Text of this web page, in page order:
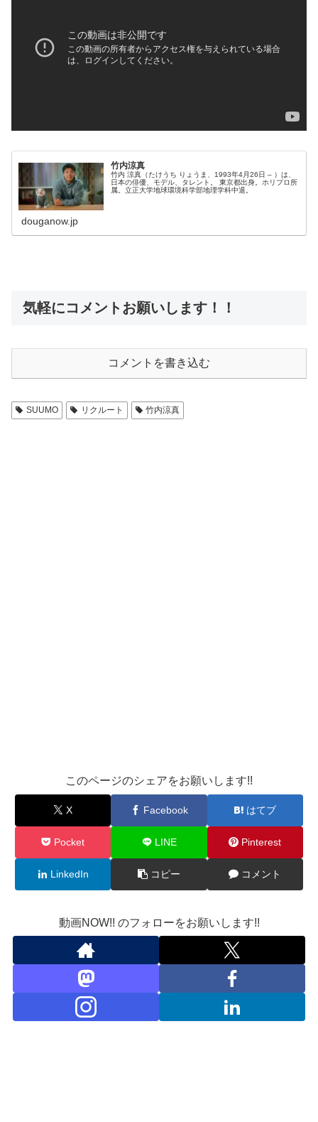
竹内涼真
竹内 涼真（たけうち りょうま、1993年4月26日 – ）は、
日本の俳優、モデル、タレント。 東京都出身。ホリプロ所
属。立正大学地球環境科学部地理学科中退。
douganow.jp
気軽にコメントお願いします！！
コメントを書き込む
SUUMO リクルート 竹内涼真
このページのシェアをお願いします!!
X Facebook はてブ
Pocket LINE Pinterest
LinkedIn コピー コメント
動画NOW!! のフォローをお願いします!!